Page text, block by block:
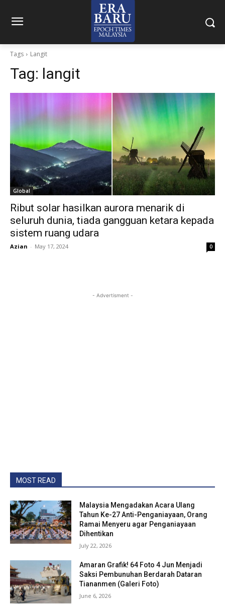
Tags Langit
Tag: langit
Global
Ribut solar hasilkan aurora menarik di
seluruh dunia, tiada gangguan ketara kepada
sistem ruang udara
Azian - May 17, 2024 0
- Advertisment -
MOST READ
Malaysia Mengadakan Acara Ulang
Tahun Ke-27 Anti-Penganiayaan, Orang
Ramai Menyeru agar Penganiayaan
Dihentikan
July 22, 2026
Amaran Grafik! 64 Foto 4 Jun Menjadi
Saksi Pembunuhan Berdarah Dataran
Tiananmen (Galeri Foto)
June 6, 2026